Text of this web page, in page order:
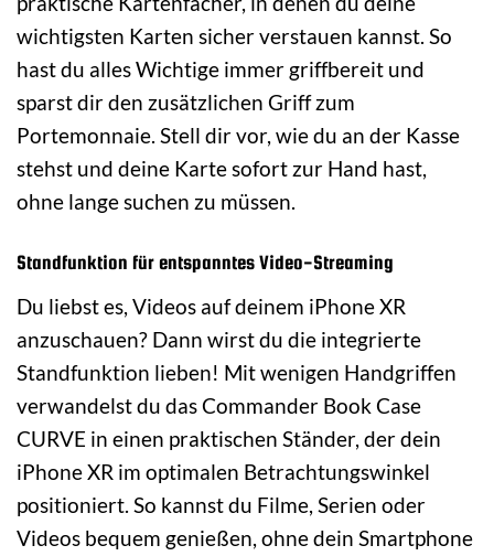
wichtigsten Karten sicher verstauen kannst. So
hast du alles Wichtige immer griffbereit und
sparst dir den zusätzlichen Griff zum
Portemonnaie. Stell dir vor, wie du an der Kasse
stehst und deine Karte sofort zur Hand hast,
ohne lange suchen zu müssen.
Standfunktion für entspanntes Video-Streaming
Du liebst es, Videos auf deinem iPhone XR
anzuschauen? Dann wirst du die integrierte
Standfunktion lieben! Mit wenigen Handgriffen
verwandelst du das Commander Book Case
CURVE in einen praktischen Ständer, der dein
iPhone XR im optimalen Betrachtungswinkel
positioniert. So kannst du Filme, Serien oder
Videos bequem genießen, ohne dein Smartphone